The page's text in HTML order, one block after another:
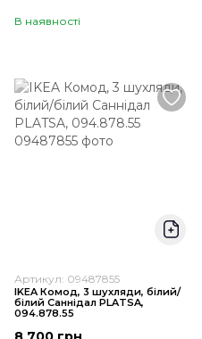
В наявності
Артикул: 09487855
IKEA Комод, 3 шухляди, білий/
білий Саннідал PLATSA,
094.878.55